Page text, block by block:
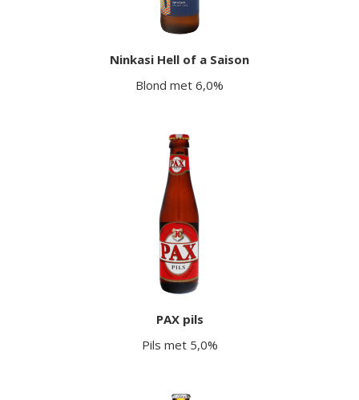
Ninkasi Hell of a Saison
Blond met 6,0%
PAX pils
Pils met 5,0%